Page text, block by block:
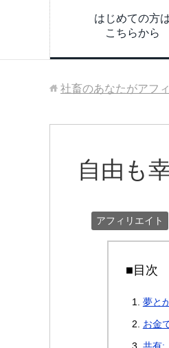
はじめての方
こちらから
社畜のあなたがアフ
自由も
アフィリエイト
■目次
夢と
お金